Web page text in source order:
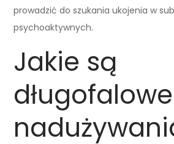
prowadzić do szukania ukojenia w
psychoaktywnych.
Jakie są